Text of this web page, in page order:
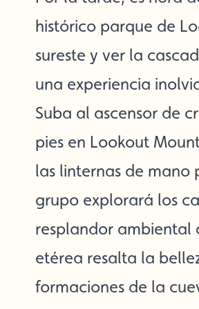
histórico parque de
sureste y ver la
una experiencia
Suba al ascensor de
pies en Lookout
las linternas de mano
grupo explorará los
resplandor ambiental
etérea resalta la
formaciones de la